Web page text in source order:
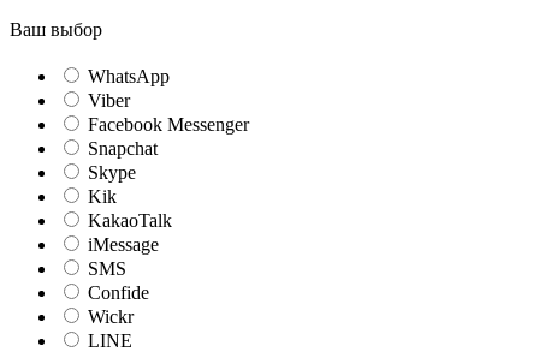
Ваш выбор
WhatsApp
Viber
Facebook Messenger
Snapchat
Skype
Kik
KakaoTalk
iMessage
SMS
Confide
Wickr
LINE